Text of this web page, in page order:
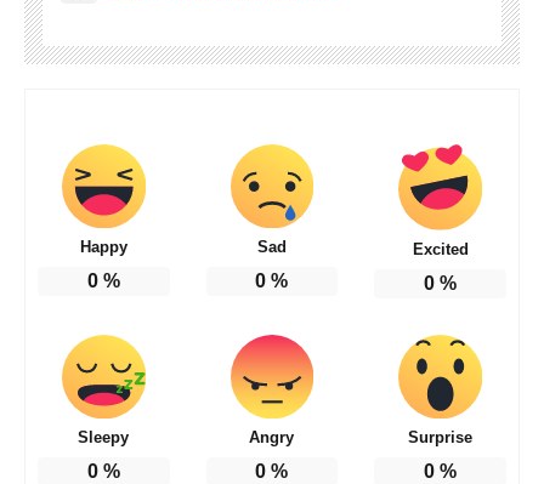
Happy
0%
Sad
0 %
Excited
0 %
Sleepy
0%
Angry
0 %
Surprise
0 %